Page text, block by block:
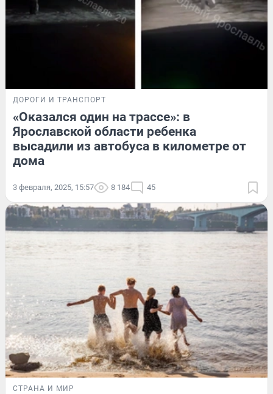
ДОРОГИ И ТРАНСПОРТ
«Оказался один на трассе»: в
Ярославской области ребенка
высадили из автобуса в километре от
дома
3 февраля, 2025, 15:57 8 184 45
СТРАНА И МИР